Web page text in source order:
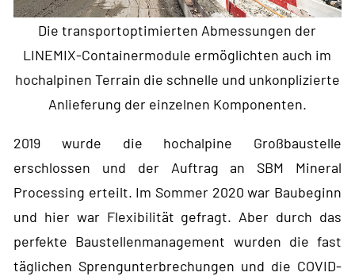
Die transportoptimierten Abmessungen der
LINEMIX-Containermodule ermöglichten auch im
hochalpinen Terrain die schnelle und unkonplizierte
Anlieferung der einzelnen Komponenten.
2019 wurde die hochalpine Großbaustelle
erschlossen und der Auftrag an SBM Mineral
Processing erteilt. Im Sommer 2020 war Baubeginn
und hier war Flexibilität gefragt. Aber durch das
perfekte Baustellenmanagement wurden die fast
täglichen Sprengunterbrechungen und die COVID-